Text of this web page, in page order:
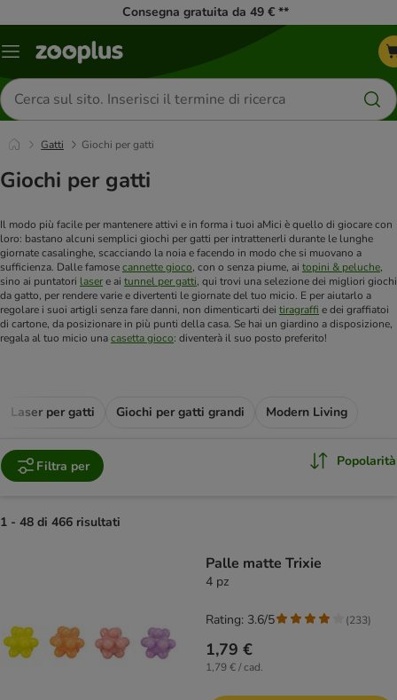
Consegna gratuita da 49 € **
Overview
Cerca
prodotti
Gatti Giochi per gatti
Giochi per gatti
Il modo più facile per mantenere attivi e in forma i tuoi aMici è quello di giocare con
loro: bastano alcuni semplici giochi per gatti per intrattenerli durante le lunghe
giornate casalinghe, scacciando la noia e facendo in modo che si muovano a
sufficienza. Dalle famosecannette gioco, con o senza piume, ai topini & peluche,
sino ai puntatori lasere ai tunnel per gatti, qui trovi una selezione dei migliori giochi
da gatto, per rendere varie e divertenti le giornate del tuo micio. E per aiutarlo a
regolare i suoi artigli senza fare danni, non dimenticarti dei tiragraffi e dei graffiatoi
di cartone, da posizionare in più punti della casa. Se hai un giardino a disposizione,
regala al tuo micio unacasetta gioco: diventerà il suo posto preferito!
Laser per gatti Giochi per gatti grandi Modern Living
Filtra per Popolarità
1 - 48 di 466 risultati
Palle matte Trixie
4 pz
1,79 €
1,79 € / cad.
Rating: 3.6/5 (233)